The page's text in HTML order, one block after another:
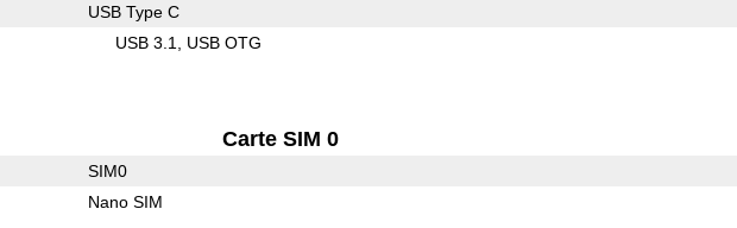
USB Type C
USB 3.1 USB OTG
Carte SIM 0
SIM0
Nano SIM